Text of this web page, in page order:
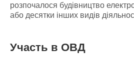
розпочалося будівництво
або десятки інших видів
Участь в ОВД